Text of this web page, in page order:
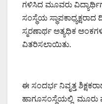
ಗಳಿಸಿದ ಮೂವರು
ಸಂಸ್ಥೆಯ
ಸ್ಮರಣಾರ್ಥ ಅತ್ಯಧಿಕ
ವಿತರಿಸಲಾಯಿತು.
ಈ ಸಂದರ್ಭ ನಿವೃತ್ತ
ಹಾಗೂಸಂಸ್ಥೆಯಲ್ಲಿ ಮೂರು